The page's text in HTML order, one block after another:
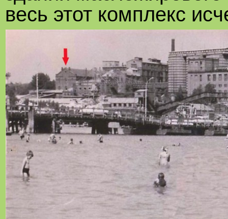
весь этот комплекс